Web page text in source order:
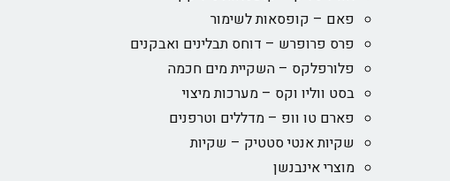
פאם – קופסאות לשימור
פרס פרופרש – דוחס תבלינים ואבקנים
פלורפלקס – השקיית מים חכמה
בסט ווליו וקס – מערכות מיצוי
פארם טו וופ – מדללים וטרפנים
שקיות אנטי סטטיק – שקיות
מוצרי אינבנשן